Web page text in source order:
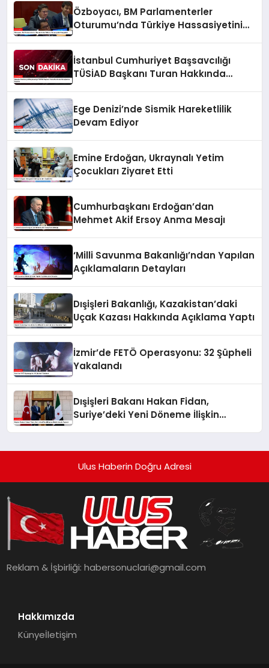
Özboyacı, BM Parlamenterler
Oturumu’nda Türkiye Hassasiyetini
İstanbul Cumhuriyet Başsavcılığı
TÜSİAD Başkanı Turan Hakkında
Ege Denizi’nde Sismik Hareketlilik
Devam Ediyor
Emine Erdoğan, Ukraynalı Yetim
Çocukları Ziyaret Etti
Cumhurbaşkanı Erdoğan’dan
Mehmet Akif Ersoy Anma Mesajı
‘Milli Savunma Bakanlığı’ndan Yapılan
Açıklamaların Detayları
Dışişleri Bakanlığı, Kazakistan’daki
Uçak Kazası Hakkında Açıklama Yaptı
İzmir’de FETÖ Operasyonu: 32 Şüpheli
Yakalandı
Dışişleri Bakanı Hakan Fidan,
Suriye’deki Yeni Döneme İlişkin
Ulus Haberin Doğru Adresi
Reklam & İşbirliği:habersonuclari@gmail.com
Hakkımızda
Künyeİletişim